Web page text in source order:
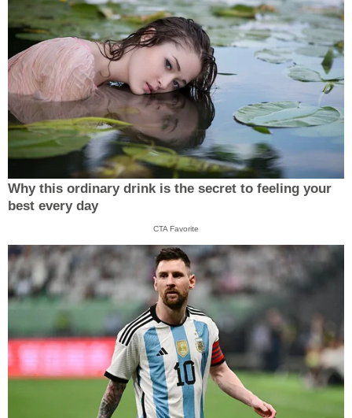
Why this ordinary drink is the secret to feeling your
best every day
CTA Favorite